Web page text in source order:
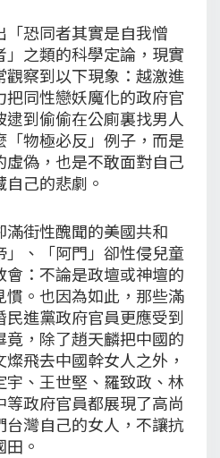
恐同者其實是自我憎
之類的科學定論，現實
察到以下現象：越激進
同性戀妖魔化的政府官
到偷偷在公廁裏找男人
物極必反」例子，而是
偽，也是不敢面對自己
己的悲劇。
街性醜聞的美國共和
、「阿門」卻性侵兒童
：不論是政壇或神壇的
。也因為如此，那些滿
進黨政府官員更應受到
，除了趙天麟把中國的
飛去中國幹女人之外，
、王世堅、羅致政、林
政府官員都展現了高尚
灣自己的女人，不讓抗
。